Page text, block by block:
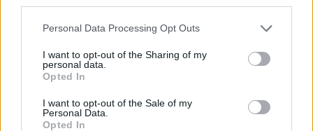
Personal Data Processing Opt Outs
I want to opt-out of the Sharing of my
personal data.
Opted In
I want to opt-out of the Sale of my
Personal Data.
Opted In